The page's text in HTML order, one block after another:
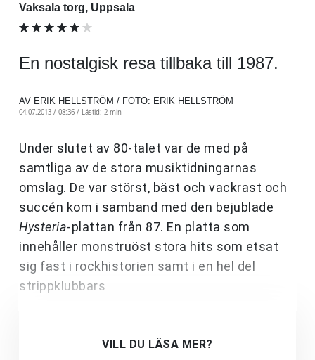
Vaksala torg, Uppsala
En nostalgisk resa tillbaka till 1987.
AV ERIK HELLSTRÖM / FOTO: ERIK HELLSTRÖM
04.07.2013 / 08:36 / Lästid: 2 min
Under slutet av 80-talet var de med på
samtliga av de stora musiktidningarnas
omslag. De var störst, bäst och vackrast och
succén kom i samband med den bejublade
Hysteria-plattan från 87. En platta som
innehåller monstruöst stora hits som etsat
sig fast i rockhistorien samt i en hel del
strippklubbars
VILL DU LÄSA MER?